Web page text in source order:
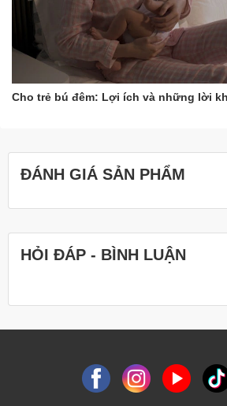
Ngoài ra, đặc điểm nổi bật của vải sợi tre
khuẩn, tránh trường hợp da bé bị mẩn đỏ.
Thấm hút nước cực tốt, có thể thay thế
nôi, cũi, ghế, sàn nhà, xe hơi, ngoài trời,
chính hãng ***
https://www.facebook.com/beconmall
https://www.facebook.com/
Cho trẻ bú đêm: Lợi ích và những lời
ĐÁNH GIÁ SẢN PHẨM
HỎI ĐÁP - BÌNH LUẬN